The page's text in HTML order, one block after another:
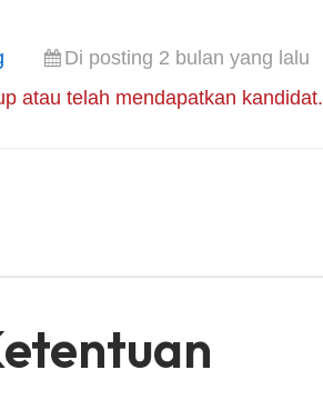
Di posting 2 bulan yang lalu
atau telah mendapatkan kandidat.